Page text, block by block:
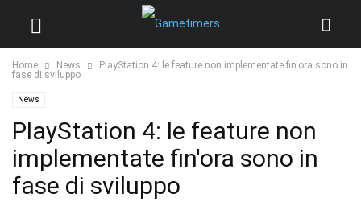
Home News
PlayStation 4: le feature non implementate fin'ora sono in
fase di sviluppo
News
PlayStation 4: le feature non
implementate fin'ora sono in
fase di sviluppo